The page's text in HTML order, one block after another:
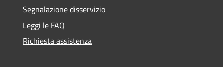
Segnalazione disservizio
Leggi le FAQ
Richiesta assistenza